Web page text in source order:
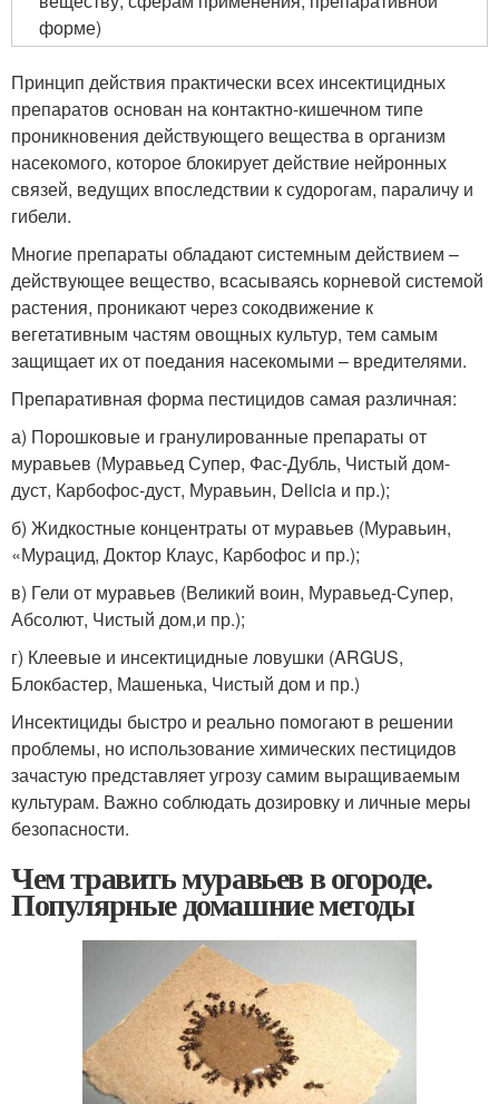
форме)
Принцип действия практически всех инсектицидных
препаратов основан на контактно-кишечном типе
проникновения действующего вещества в организм
насекомого, которое блокирует действие нейронных
связей, ведущих впоследствии к судорогам, параличу и
гибели.
Многие препараты обладают системным действием –
действующее вещество, всасываясь корневой системой
растения, проникают через сокодвижение к
вегетативным частям овощных культур, тем самым
защищает их от поедания насекомыми – вредителями.
Препаративная форма пестицидов самая различная:
а) Порошковые и гранулированные препараты от
муравьев (Муравьед Супер, Фас-Дубль, Чистый дом-
дуст, Карбофос-дуст, Муравьин, Delicia и пр.);
б) Жидкостные концентраты от муравьев (Муравьин,
«Мурацид, Доктор Клаус, Карбофос и пр.);
в) Гели от муравьев (Великий воин, Муравьед-Супер,
Абсолют, Чистый дом,и пр.);
г) Клеевые и инсектицидные ловушки (ARGUS,
Блокбастер, Машенька, Чистый дом и пр.)
Инсектициды быстро и реально помогают в решении
проблемы, но использование химических пестицидов
зачастую представляет угрозу самим выращиваемым
культурам. Важно соблюдать дозировку и личные меры
безопасности.
Чем травить муравьев в огороде.
Популярные домашние методы